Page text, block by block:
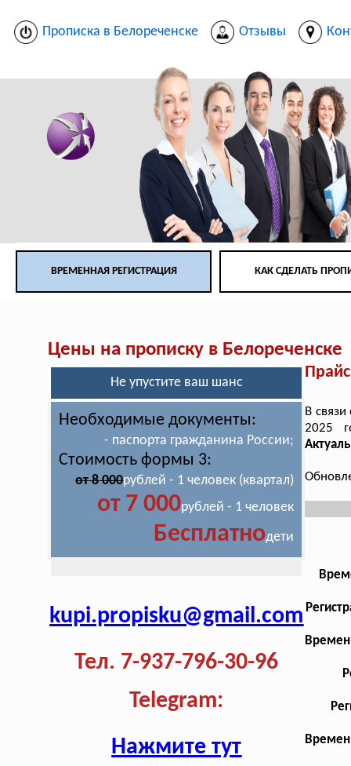
Прописка в Белореченске Отзывы
ВРЕМЕННАЯ РЕГИСТРАЦИЯ КАК СДЕЛАТЬ
Цены на прописку в Белореченске
Не упустите ваш шанс
Необходимые документы:
- паспорта гражданина России;
Стоимость формы 3:
от 8 000рублей - 1 человек (квартал)
от 7 000рублей - 1 человек
Бесплатнодети
kupi.propisku@gmail.com
Тел. 7-937-796-30-96
Telegram:
Нажмите тут
В
2025